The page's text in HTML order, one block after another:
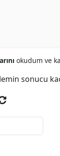
okudum ve
sonucu